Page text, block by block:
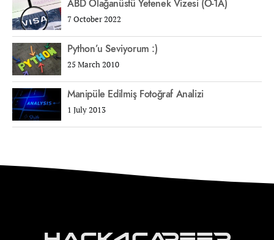
ABD Olağanüstü Yetenek Vizesi (O-1A)
7 October 2022
Python’u Seviyorum :)
25 March 2010
Manipüle Edilmiş Fotoğraf Analizi
1 July 2013